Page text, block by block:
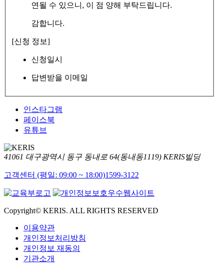
연될 수 있으니, 이 점 양해 부탁드립니다.
감합니다.
[신청 정보]
신청일시
답변받을 이메일
인스타그램
페이스북
유튜브
41061 대구광역시 동구 동내로 64(동내동1119) KERIS빌딩
고객센터 (평일: 09:00 ~ 18:00)1599-3122
Copyright© KERIS. ALL RIGHTS RESERVED
이용약관
개인정보처리방침
개인정보 재동의
기관소개